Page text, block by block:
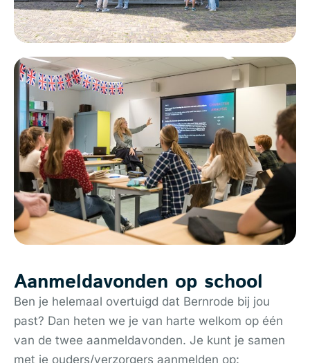
Aanmeldavonden op school
Ben je helemaal overtuigd dat Bernrode bij jou
past? Dan heten we je van harte welkom op één
van de twee aanmeldavonden. Je kunt je samen
met je ouders/verzorgers aanmelden op: